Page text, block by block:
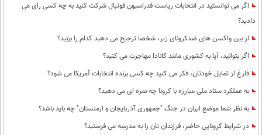
اگر می توانستید در انتخابات ریاست فدراسیون فوتبال شرکت کنید به چه کسی رای می
دادید؟
از بین واکسن های ضدکرونای زیر، شخصا ترجیح می دهید کدام را بزنید؟
اگر بتوانید، آیا به کشوری مانند کانادا مهاجرت می کنید؟
فارغ از تمایل خودتان، فکر می کنید چه کسی برنده انتخابات آمریکا می شود؟
به عملکرد ستاد ملی مبارزه با کرونا چه نمره ای می دهید؟
به نظر شما موضع ایران در جنگ "جمهوری آذربایجان و ارمنستان" چه باید باشد؟
در شرایط کرونایی حاضر، فرزندان تان را به مدرسه می فرستید؟